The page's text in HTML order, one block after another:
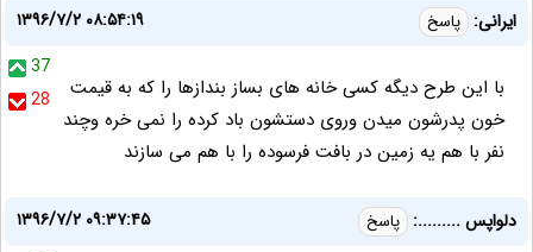
ایرانی: پاسخ
۱۳۹۶/۷/۲ ۰۸:۵۴:۱۹
37
28
با این طرح دیگه کسی خانه های بساز بندازها را که به قیمت
خون پدرشون میدن وروی دستشون باد کرده را نمی خره وچند
نفر با هم یه زمین در بافت فرسوده را با هم می سازند
دلواپس .........: پاسخ
۱۳۹۶/۷/۲ ۰۹:۳۷:۴۵